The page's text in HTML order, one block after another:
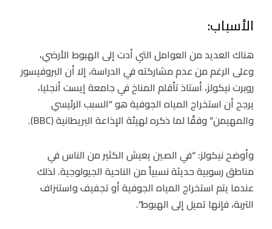
الأسباب:
هناك العديد من العوامل التي أدت إلى الهبوط الأرضي،
وعلى الرغم من عدم مشاركته في الدراسة، إلا أن البروفيسور
روبرت نيكولز، أستاذ تأقلم المناخ في جامعة إيست أنجليا،
يرجح أن استخراج المياه الجوفية هو “السبب الرئيسي
والمهيمن” وفقًا لما ذكره لهيئة الإذاعة البريطانية (BBC).
وأوضح نيكولز: “في الصين يعيش الكثير من الناس في
مناطق رسوبية حديثة نسبياً من الناحية الجيولوجية. لذلك
عندما يتم استخراج المياه الجوفية أو تجفيف واستنزاف
التربة، فإنها تميل إلى الهبوط”.